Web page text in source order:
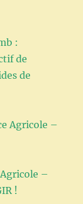
:
de
de
Agricole –
–
!